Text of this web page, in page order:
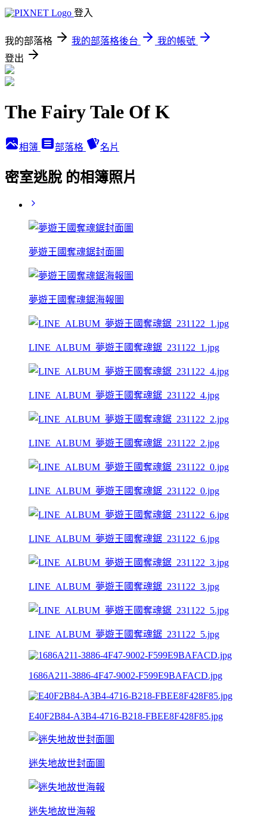
登入
我的部落格 我的部落格後台
我的帳號
登出
The Fairy Tale Of K
相簿 部落格 名片
密室逃脫 的相簿照片
夢遊王國奪魂鋸封面圖
夢遊王國奪魂鋸海報圖
LINE_ALBUM_夢遊王國奪魂鋸_231122_1.jpg
LINE_ALBUM_夢遊王國奪魂鋸_231122_4.jpg
LINE_ALBUM_夢遊王國奪魂鋸_231122_2.jpg
LINE_ALBUM_夢遊王國奪魂鋸_231122_0.jpg
LINE_ALBUM_夢遊王國奪魂鋸_231122_6.jpg
LINE_ALBUM_夢遊王國奪魂鋸_231122_3.jpg
LINE_ALBUM_夢遊王國奪魂鋸_231122_5.jpg
1686A211-3886-4F47-9002-F599E9BAFACD.jpg
E40F2B84-A3B4-4716-B218-FBEE8F428F85.jpg
迷失地故世封面圖
迷失地故世海報